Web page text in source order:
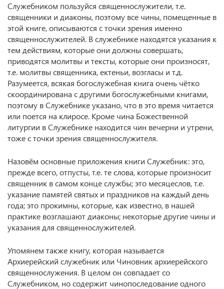
Служебником пользуйся священнослужители, т.е.
священники и диаконы, поэтому все чины, помещенные в
этой книге, описываются с точки зрения именно
священнослужителей. В служебнике находятся указания к
тем действиям, которые они должны совершать,
приводятся молитвы и тексты, которые они произносят,
т.е. молитвы священника, ектеньи, возгласы и т.д.
Разумеется, всякая богослужебная книга очень чётко
скоординирована с другими богослужебными книгами,
поэтому в Служебнике указано, что в это время читается
или поется на клиросе. Кроме чина Божественной
литургии в Служебнике находится чин вечерни и утрени,
тоже с точки зрения священнослужителя.
Назовём основные приложения книги Служебник: это,
прежде всего, отпусты, т.е. те слова, которые произносит
священник в самом конце службы; это месяцеслов, т.е.
указание памятей святых и праздников на каждый день
года; это прокимны, которые, как известно, в нашей
практике возглашают диаконы; некоторые другие чины и
указания для священнослужителей.
Упомянем также книгу, которая называется
Архиерейский служебник или Чиновник архиерейского
священнослужения. В целом он совпадает со
Служебником, но содержит чинопоследование одного